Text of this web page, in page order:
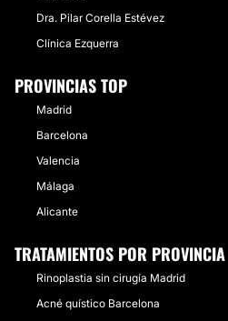
Dra. Pilar Corella Estévez
Clínica Ezquerra
PROVINCIAS TOP
Madrid
Barcelona
Valencia
Málaga
Alicante
TRATAMIENTOS POR PROVINCIA
Rinoplastia sin cirugía Madrid
Acné quístico Barcelona